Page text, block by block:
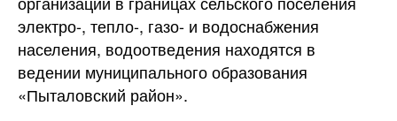
электро-, тепло-, газо- и водоснабжения
населения, водоотведения находятся в
ведении муниципального образования
«Пыталовский район».